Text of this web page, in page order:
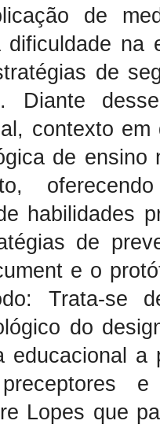
de
na
de
Diante
contexto
de
habilidades
de
e o
: Trata-se
do
educacional
Lopes que